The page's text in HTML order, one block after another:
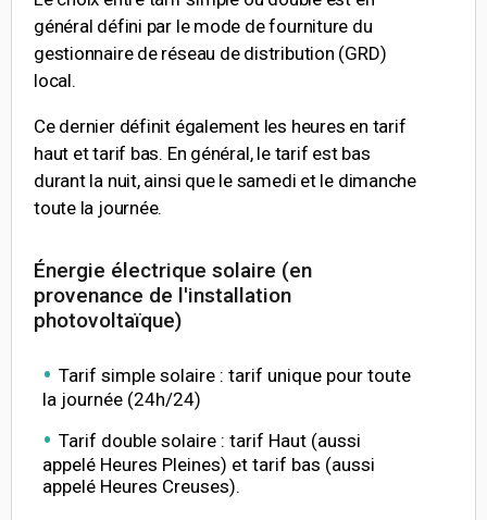
général défini par le mode de fourniture du
gestionnaire de réseau de distribution (GRD)
local.
Ce dernier définit également les heures en tarif
haut et tarif bas. En général, le tarif est bas
durant la nuit, ainsi que le samedi et le dimanche
toute la journée.
Énergie électrique solaire (en
provenance de l'installation
photovoltaïque)
Tarif simple solaire : tarif unique pour toute
la journée (24h/24)
Tarif double solaire : tarif Haut (aussi
appelé Heures Pleines) et tarif bas (aussi
appelé Heures Creuses).